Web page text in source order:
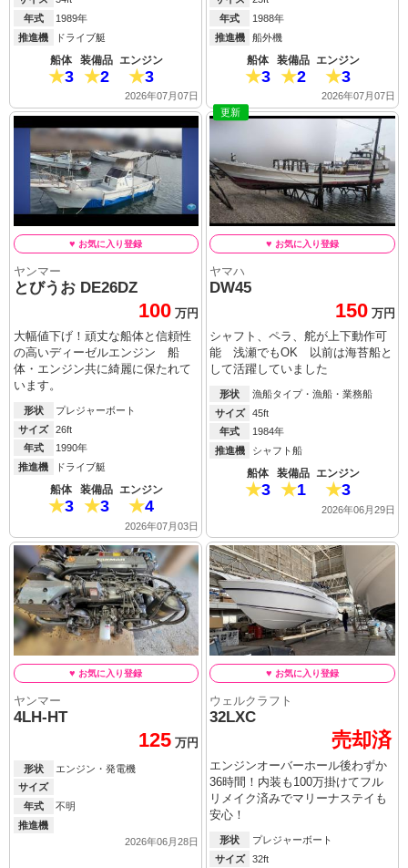
年式
1989年
推進機
ドライブ艇
船体
3
装備品
2
エンジン
3
2026年07月07日
年式
1988年
推進機
船外機
船体
3
装備品
2
エンジン
3
2026年07月07日
ヤンマー
とびうお DE26DZ
100 万円
大幅値下げ！頑丈な船体と信頼性
の高いディーゼルエンジン 船
体・エンジン共に綺麗に保たれて
います。
形状
プレジャーボート
サイズ
26ft
年式
1990年
推進機
ドライブ艇
船体
3
装備品
3
エンジン
4
2026年07月03日
ヤマハ
DW45
150 万円
シャフト、ペラ、舵が上下動作可
能 浅瀬でもOK 以前は海苔船と
して活躍していました
形状
漁船タイプ・漁船・業務船
サイズ
45ft
年式
1984年
推進機
シャフト船
船体
3
装備品
1
エンジン
3
2026年06月29日
更新
ヤンマー
4LH-HT
125 万円
形状
エンジン・発電機
サイズ
年式
不明
推進機
2026年06月28日
ウェルクラフト
32LXC
売却済
エンジンオーバーホール後わずか
36時間！内装も100万掛けてフル
リメイク済みでマリーナステイも
安心！
形状
プレジャーボート
サイズ
32ft